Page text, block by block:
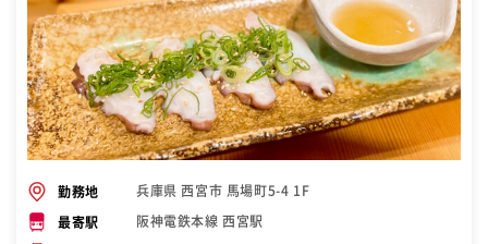
勤務地 兵庫県 西宮市 馬場町5-4 1F
最寄駅 阪神電鉄本線 西宮駅